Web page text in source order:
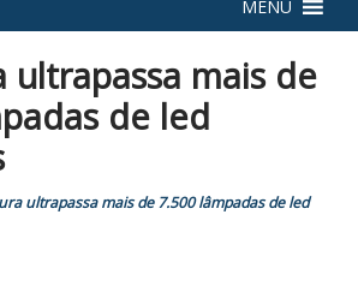
MENU
ultrapassa mais de
de led
ultrapassa mais de 7.500 lâmpadas de led